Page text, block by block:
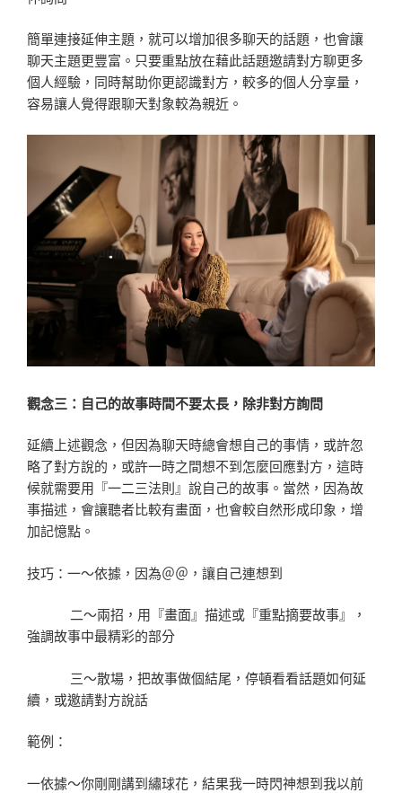
簡單連接延伸主題，就可以增加很多聊天的話題，也會讓
聊天主題更豐富。只要重點放在藉此話題邀請對方聊更多
個人經驗，同時幫助你更認識對方，較多的個人分享量，
容易讓人覺得跟聊天對象較為親近。
觀念三：自己的故事時間不要太長，除非對方詢問
延續上述觀念，但因為聊天時總會想自己的事情，或許忽
略了對方說的，或許一時之間想不到怎麼回應對方，這時
候就需要用『一二三法則』說自己的故事。當然，因為故
事描述，會讓聽者比較有畫面，也會較自然形成印象，增
加記憶點。
技巧：一～依據，因為＠＠，讓自己連想到
二～兩招，用『畫面』描述或『重點摘要故事』，
強調故事中最精彩的部分
三～散場，把故事做個結尾，停頓看看話題如何延
續，或邀請對方說話
範例：
一依據～你剛剛講到繡球花，結果我一時閃神想到我以前